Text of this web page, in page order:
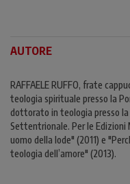
AUTORE
RAFFAELE RUFFO, frate
teologia spirituale presso la
dottorato in teologia presso
Settentrionale. Per le Edizioni
uomo della lode" (2011) e
teologia dell’amore" (2013).